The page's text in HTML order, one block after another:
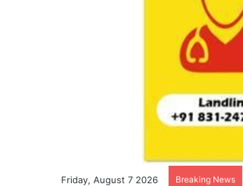
Friday, August 7 2026 Breaking News